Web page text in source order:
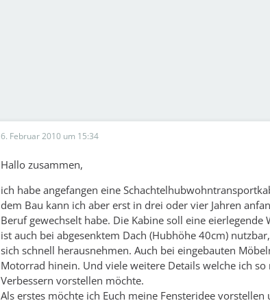
6. Februar 2010 um 15:34
Hallo zusammen,
ich habe angefangen eine
dem Bau kann ich aber erst in drei oder vier Jahren
Beruf gewechselt habe. Die Kabine soll eine
ist auch bei abgesenktem Dach (Hubhöhe 40cm)
sich schnell herausnehmen. Auch bei eingebauten
Motorrad hinein. Und viele weitere Details welche ich
Verbessern vorstellen möchte.
Als erstes möchte ich Euch meine Fensteridee